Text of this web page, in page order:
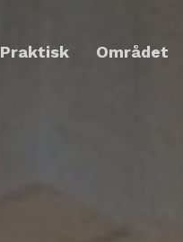
Praktisk Området